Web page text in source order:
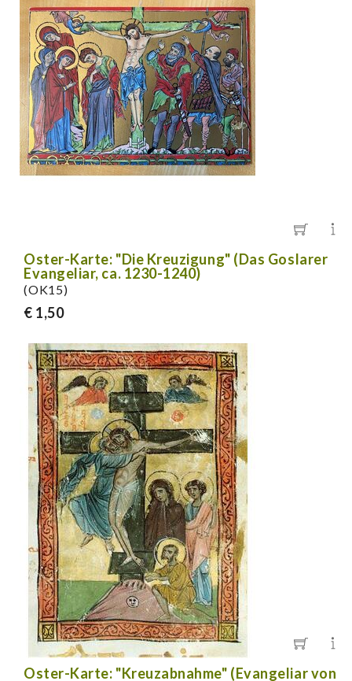
Oster-Karte: "Die Kreuzigung" (Das Goslarer
Evangeliar, ca. 1230-1240)
(OK15)
€ 1,50
Oster-Karte: "Kreuzabnahme" (Evangeliar von